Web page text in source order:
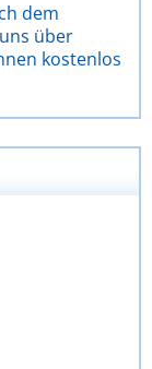
dem
über
kostenlos